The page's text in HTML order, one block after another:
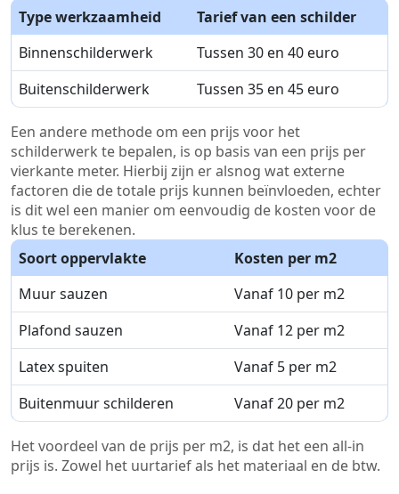
Type werkzaamheid
Tarief van een schilder
Binnenschilderwerk
Tussen 30 en 40 euro
Buitenschilderwerk
Tussen 35 en 45 euro
Een andere methode om een prijs voor het
schilderwerk te bepalen, is op basis van een prijs per
vierkante meter. Hierbij zijn er alsnog wat externe
factoren die de totale prijs kunnen beïnvloeden, echter
is dit wel een manier om eenvoudig de kosten voor de
klus te berekenen.
Soort oppervlakte
Kosten per m2
Muur sauzen
Vanaf 10 per m2
Plafond sauzen
Vanaf 12 per m2
Latex spuiten
Vanaf 5 per m2
Buitenmuur schilderen
Vanaf 20 per m2
Het voordeel van de prijs per m2, is dat het een all-in
prijs is. Zowel het uurtarief als het materiaal en de btw.